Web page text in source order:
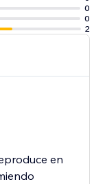
0
0
2
en